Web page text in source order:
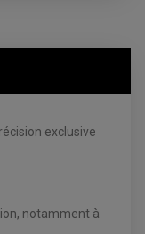
exclusive
notamment à